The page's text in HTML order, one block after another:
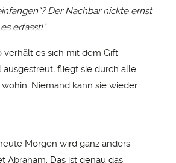
Der Nachbar nickte ernst
erfasst!“
verhält es sich mit dem Gift
fliegt sie durch alle
Niemand kann sie wieder
Morgen wird ganz anders
Abraham. Das ist genau das